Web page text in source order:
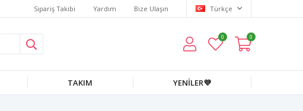
Sipariş Takibi Yardım Bize Ulaşın Türkçe
0 0
TAKIM YENİLER💜